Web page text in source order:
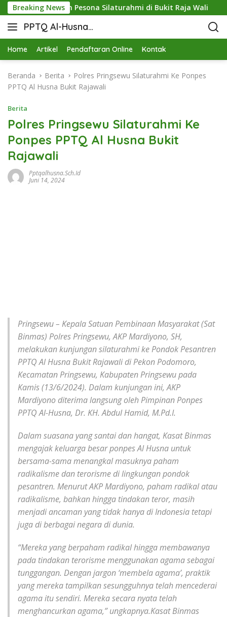
Breaking Newsdan Pesona Silaturahmi di Bukit Raja Wali
PPTQ Al-Husna
Bukit Raja Wali
Home Artikel Pendaftaran Online Kontak
Beranda Berita
Polres Pringsewu Silaturahmi Ke Ponpes
PPTQ Al Husna Bukit Rajawali
Berita
Polres Pringsewu Silaturahmi Ke
Ponpes PPTQ Al Husna Bukit
Rajawali
Pptqalhusna.sch.id
Juni 14, 2024
Pringsewu – Kepala Satuan Pembinaan Masyarakat (Sat
Binmas) Polres Pringsewu, AKP Mardiyono, SH,
melakukan kunjungan silaturahmi ke Pondok Pesantren
PPTQ Al Husna Bukit Rajawali di Pekon Podomoro,
Kecamatan Pringsewu, Kabupaten Pringsewu pada
Kamis (13/6/2024). Dalam kunjungan ini, AKP
Mardiyono diterima langsung oleh Pimpinan Ponpes
PPTQ Al-Husna, Dr. KH. Abdul Hamid, M.Pd.I.
Dalam suasana yang santai dan hangat, Kasat Binmas
mengajak keluarga besar ponpes Al Husna untuk
bersama-sama menangkal masuknya paham
radikalisme dan terorisme di lingkungan pondok
pesantren. Menurut AKP Mardiyono, paham radikal atau
radikalisme, bahkan hingga tindakan teror, masih
menjadi ancaman yang tidak hanya di Indonesia tetapi
juga di berbagai negara di dunia.
“Mereka yang berpaham radikal hingga membawanya
pada tindakan terorisme menggunakan agama sebagai
tunggangan. Dengan jargon ‘membela agama’, praktik
yang mereka tampilkan sesungguhnya telah mencederai
agama itu sendiri. Mereka secara nyata telah
menghancurkan agama,” ungkapnya.Kasat Binmas